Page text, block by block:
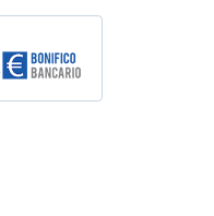
€ 3.100,00